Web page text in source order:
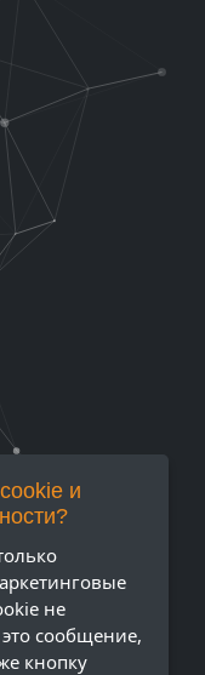
и
не
сообщение,
кнопку